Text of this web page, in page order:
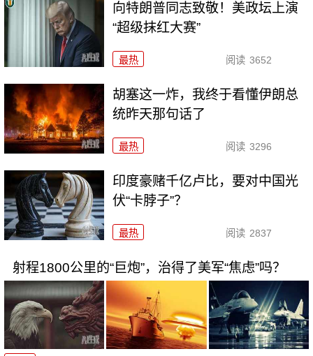
向特朗普同志致敬！美政坛上演
“超级抹红大赛”
最热 阅读 3652
胡塞这一炸，我终于看懂伊朗总
统昨天那句话了
最热 阅读 3296
印度豪赌千亿卢比，要对中国光
伏“卡脖子”？
最热 阅读 2837
射程1800公里的“巨炮”，治得了美军“焦虑”吗？